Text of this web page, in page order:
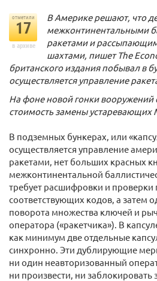
отметили
17
в архиве
В Америке решают, что
межконтинентальными
ракетами и
шахтами, пишет The
британского издания побывал в
осуществляется управление
На фоне новой гонки вооружений
стоимость замены устаревающих
В подземных бункерах, или
осуществляется управление
ракетами, нет больших красных
межконтинентальной
требует расшифровки и проверки
соответствующих кодов, а затем
поворота множества ключей и
оператора («ракетчика»). В
как минимум две отдельные
синхронно. Эти дублирующие
ни один неавторизованный
ни произвести, ни заблокировать